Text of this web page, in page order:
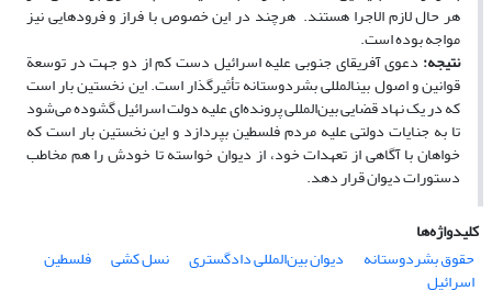
هر حال لازم ­الاجرا هستند. هرچند در این خصوص با فراز و فرودهایی نیز
مواجه بوده است.
نتیجه: دعوی آفریقای جنوبی علیه اسرائیل دست کم از دو جهت در توسعة
قوانین و اصول بین­المللی بشردوستانه تأثیرگذار است. این نخستین بار است
که در یک نهاد قضایی بین‌المللی پرونده‌ای علیه دولت اسرائیل گشوده می‌شود
تا به جنایات دولتی علیه مردم فلسطین بپردازد و این نخستین بار است که
خواهان با آگاهی از تعهدات خود، از دیوان خواسته تا خودش را هم مخاطب
دستورات دیوان قرار دهد.
کلیدواژه‌ها
حقوق بشردوستانه
دیوان بین‌المللی دادگستری نسل کشی فلسطین
اسرائیل